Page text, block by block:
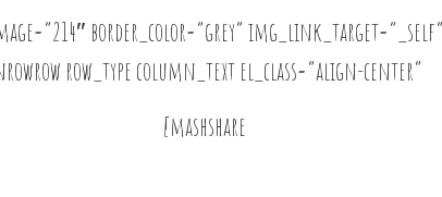
border_color=”grey”
row_type column_text el_class=”align-center”
[mashshare